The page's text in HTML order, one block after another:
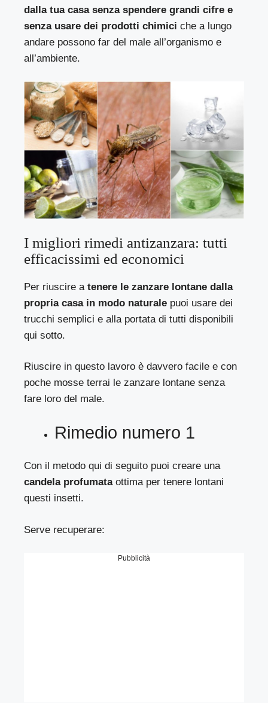
dalla tua casa senza spendere grandi cifre e
senza usare dei prodotti chimici che a lungo
andare possono far del male all’organismo e
all’ambiente.
I migliori rimedi antizanzara: tutti
efficacissimi ed economici
Per riuscire atenere le zanzare lontane dalla
propria casa in modo naturale puoi usare dei
trucchi semplici e alla portata di tutti disponibili
qui sotto.
Riuscire in questo lavoro è davvero facile e con
poche mosse terrai le zanzare lontane senza
fare loro del male.
Rimedio numero 1
Con il metodo qui di seguito puoi creare una
candela profumataottima per tenere lontani
questi insetti.
Serve recuperare:
Pubblicità